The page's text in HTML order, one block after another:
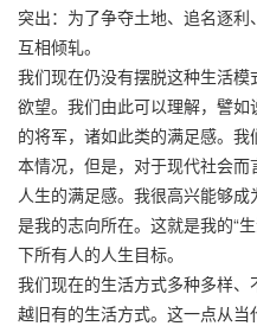
突出：为了争夺土地、追名逐利
互相倾轧。
我们现在仍没有摆脱这种生活
欲望。我们由此可以理解，譬
的将军，诸如此类的满足感。
本情况，但是，对于现代社会
人生的满足感。我很高兴能够
是我的志向所在。这就是我的“
下所有人的人生目标。
我们现在的生活方式多种多样
越旧有的生活方式。这一点从